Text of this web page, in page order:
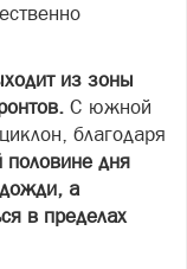
из зоны
С южной
благодаря
половине дня
а
в пределах